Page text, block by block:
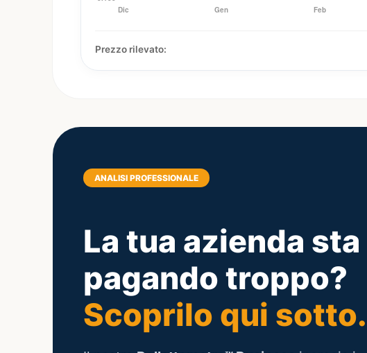
Prezzo rilevato:
ANALISI PROFESSIONALE
La tua azienda sta
pagando troppo?
Scoprilo qui sotto.